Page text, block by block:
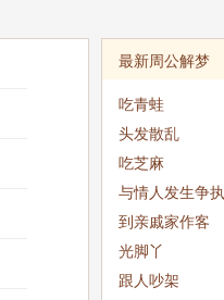
最新周公解梦
吃青蛙
头发散乱
吃芝麻
与情人发生争执
到亲戚家作客
光脚丫
跟人吵架